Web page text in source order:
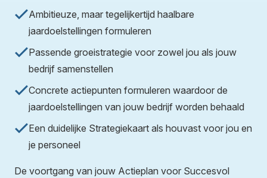
Ambitieuze, maar tegelijkertijd haalbare
jaardoelstellingen formuleren
Passende groeistrategie voor zowel jou als jouw
bedrijf samenstellen
Concrete actiepunten formuleren waardoor de
jaardoelstellingen van jouw bedrijf worden behaald
Een duidelijke Strategiekaart als houvast voor jou en
je personeel
De voortgang van jouw Actieplan voor Succesvol